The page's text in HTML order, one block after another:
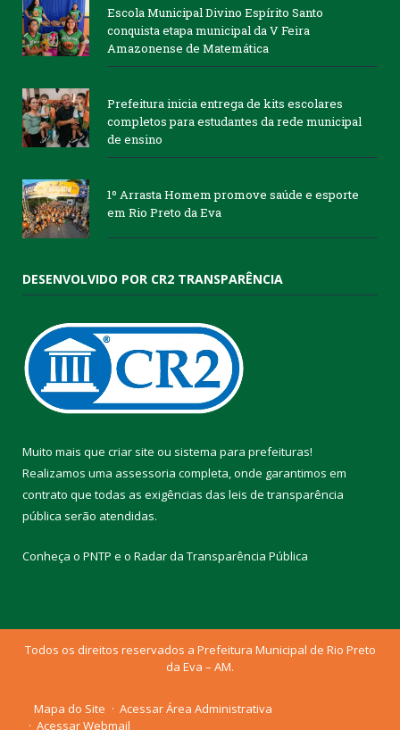
Escola Municipal Divino Espírito Santo
conquista etapa municipal da V Feira
Amazonense de Matemática
Prefeitura inicia entrega de kits escolares
completos para estudantes da rede municipal
de ensino
1º Arrasta Homem promove saúde e esporte
em Rio Preto da Eva
DESENVOLVIDO POR CR2 TRANSPARÊNCIA
Muito mais que criar site ou sistema para prefeituras!
Realizamos uma assessoria completa, onde garantimos em
contrato que todas as exigências das leis de transparência
pública serão atendidas.
Conheça o PNTP e o Radar da Transparência Pública
Todos os direitos reservados a Prefeitura Municipal de Rio Preto
da Eva – AM.
Mapa do Site
Acessar Área Administrativa
Acessar Webmail